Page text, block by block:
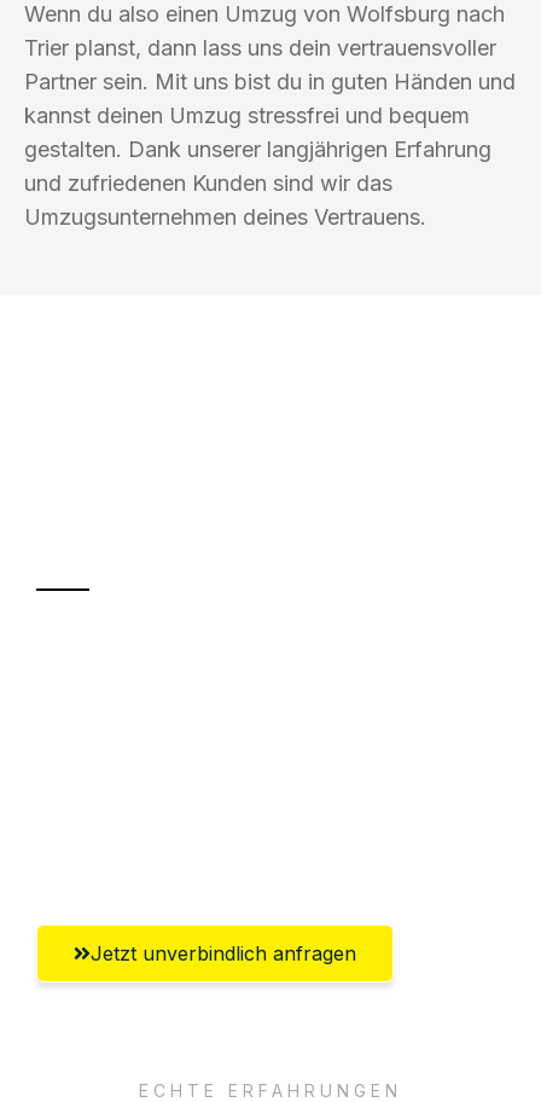
Wenn du also einen Umzug von Wolfsburg nach
Trier planst, dann lass uns dein vertrauensvoller
Partner sein. Mit uns bist du in guten Händen und
kannst deinen Umzug stressfrei und bequem
gestalten. Dank unserer langjährigen Erfahrung
und zufriedenen Kunden sind wir das
Umzugsunternehmen deines Vertrauens.
Jetzt unverbindlich anfragen
ECHTE ERFAHRUNGEN